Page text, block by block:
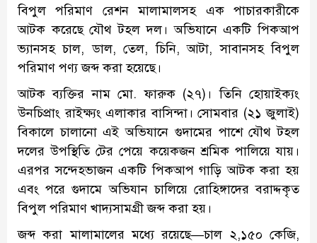
বিপুল পরিমাণ রেশন মালামালসহ এক পাচারকারীকে
আটক করেছে যৌথ টহল দল। অভিযানে একটি পিকআপ
ভ্যানসহ চাল, ডাল, তেল, চিনি, আটা, সাবানসহ বিপুল
পরিমাণ পণ্য জব্দ করা হয়েছে।
আটক ব্যক্তির নাম মো. ফারুক (২৭)। তিনি হোয়াইক্যং
উনচিপ্রাং রাইক্ষ্যং এলাকার বাসিন্দা। সোমবার (২১ জুলাই)
বিকালে চালানো এই অভিযানে গুদামের পাশে যৌথ টহল
দলের উপস্থিতি টের পেয়ে কয়েকজন শ্রমিক পালিয়ে যায়।
এরপর সন্দেহভাজন একটি পিকআপ গাড়ি আটক করা হয়
এবং পরে গুদামে অভিযান চালিয়ে রোহিঙ্গাদের বরাদ্দকৃত
বিপুল পরিমাণ খাদ্যসামগ্রী জব্দ করা হয়।
জব্দ করা মালামালের মধ্যে রয়েছে—চাল ২,১৫০ কেজি,